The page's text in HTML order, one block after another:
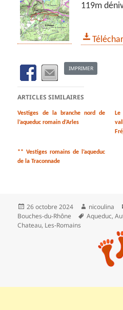
119m
IMPRIMER
ARTICLES SIMILAIRES
Vestiges de la branche nord de
l’aqueduc romain d’Arles
** Vestiges romains de l’aqueduc
de la Traconnade
Publié
le
26 octobre 2024 Auteur
nicoulina
Bouches-du-Rhône
Mots-
clés
Aqueduc,
Chateau, Les‑Romains